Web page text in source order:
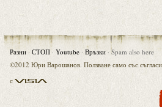
Разни · СТОП · Youtube · Връзки · Spam also here
©2012 Юри Варошанов. Ползване само със
с Visia